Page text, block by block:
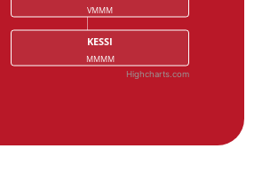
VMMM
KESSI
MMMM
Highcharts.com